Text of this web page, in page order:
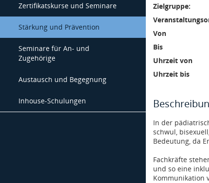
Zertifikatskurse und Seminare
Stärkung und Prävention
Seminare für An- und
Zugehörige
Austausch und Begegnung
Inhouse-Schulungen
Zielgruppe:
Von
Bis
Uhrzeit von
Uhrzeit bis
In der
schwul,
Bedeutung, da
Fachkräfte
und so eine
Kommunikation